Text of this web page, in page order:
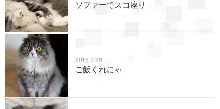
ソファーでスコ座り
2015.7.28
ご飯くれにゃ